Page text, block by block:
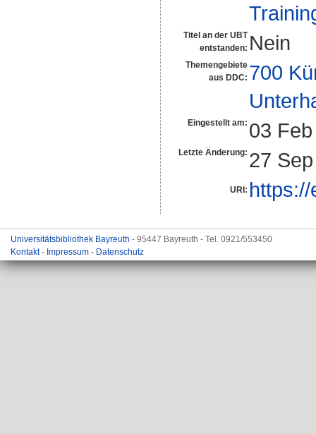
Titel an der UBT
entstanden: Nein
Themengebiete
aus DDC: 700
Eingestellt am: 03
Letzte Änderung: 27
URI:
Universitätsbibliothek Bayreuth - 95447 Bayreuth - Tel. 0921/553450
Kontakt- Impressum - Datenschutz